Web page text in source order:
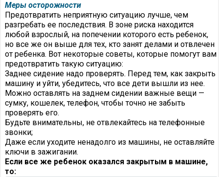
Меры осторожности
Предотвратить неприятную ситуацию лучше, чем
разгребать ее последствия. В зоне риска находится
любой взрослый, на попечении которого есть ребенок,
но все же он выше для тех, кто занят делами и отвлечен
от ребенка. Вот некоторые советы, которые помогут вам
предотвратить такую ситуацию:
Заднее сидение надо проверять. Перед тем, как закрыть
машину и уйти, убедитесь, что все дети вышли из нее.
Можно оставлять на заднем сидении важные вещи —
сумку, кошелек, телефон, чтобы точно не забыть
проверять его.
Будьте внимательны, не отвлекайтесь на телефонные
звонки;
Даже если уходите ненадолго из машины, не оставляйте
ключи в зажигании.
Если все же ребенок оказался закрытым в машине,
то: